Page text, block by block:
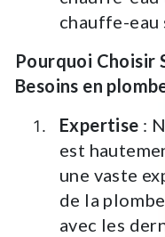
chauffe-eau
Pourquoi Choisir
Besoins en
Expertise :
est
une vaste
de la
avec les